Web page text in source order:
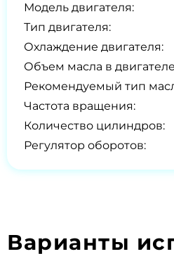
Модель двигателя:
Тип двигателя:
Охлаждение двигателя:
Объем масла в
Рекомендуемый тип
Частота вращения:
Количество цилиндров:
Регулятор оборотов:
Варианты